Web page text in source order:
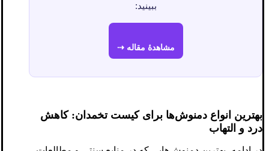
ببینید:
مشاهدهٔ مقاله ⇢
بهترین انواع دمنوش‌ها برای کیست تخمدان: کاهش
درد و التهاب